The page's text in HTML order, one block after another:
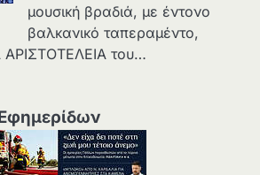
μουσική βραδιά, με έντονο
βαλκανικό ταπεραμέντο,
ΑΡΙΣΤΟΤΕΛΕΙΑ του…